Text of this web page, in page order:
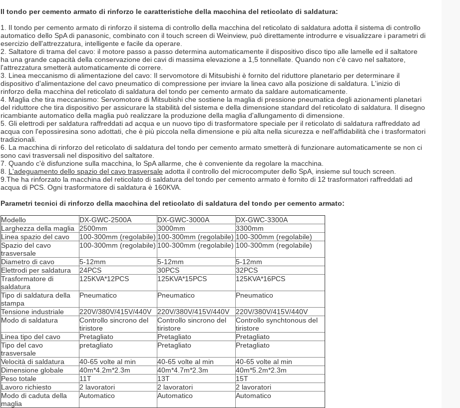
Il tondo per cemento armato di rinforzo le caratteristiche della macchina del reticolato di saldatura:
1. Il tondo per cemento armato di rinforzo il sistema di controllo della macchina del reticolato di saldatura adotta il sistema di controllo
automatico dello SpA di panasonic, combinato con il touch screen di Weinview, può direttamente introdurre e visualizzare i parametri di
esercizio dell'attrezzatura, intelligente e facile da operare.
2. Saltatore di trama del cavo: il motore passo a passo determina automaticamente il dispositivo disco tipo alle lamelle ed il saltatore
ha una grande capacità della conservazione dei cavi di massima elevazione a 1,5 tonnellate. Quando non c'è cavo nel saltatore,
l'attrezzatura smetterà automaticamente di correre.
3. Linea meccanismo di alimentazione del cavo: Il servomotore di Mitsubishi è fornito del riduttore planetario per determinare il
dispositivo d'alimentazione del cavo pneumatico di compressione per inviare la linea cavo alla posizione di saldatura. L'inizio di
rinforzo della macchina del reticolato di saldatura del tondo per cemento armato da saldare automaticamente.
4. Maglia che tira meccanismo: Servomotore di Mitsubishi che sostiene la maglia di pressione pneumatica degli azionamenti planetari
del riduttore che tira dispositivo per assicurare la stabilità del sistema e della dimensione standard del reticolato di saldatura. Il disegno
ricambiante automatico della maglia può realizzare la produzione della maglia d'allungamento di dimensione.
5. Gli elettrodi per saldatura raffreddati ad acqua e un nuovo tipo di trasformatore speciale per il reticolato di saldatura raffreddato ad
acqua con l'epossiresina sono adottati, che è più piccola nella dimensione e più alta nella sicurezza e nell'affidabilità che i trasformatori
tradizionali.
6. La macchina di rinforzo del reticolato di saldatura del tondo per cemento armato smetterà di funzionare automaticamente se non ci
sono cavi trasversali nel dispositivo del saltatore.
7. Quando c'è disfunzione sulla macchina, lo SpA allarme, che è conveniente da regolare la macchina.
8. L'adeguamento dello spazio del cavo trasversale adotta il controllo del microcomputer dello SpA, insieme sul touch screen.
9.The ha rinforzato la macchina del reticolato di saldatura del tondo per cemento armato è fornito di 12 trasformatori raffreddati ad
acqua di PCS. Ogni trasformatore di saldatura è 160KVA.
Parametri tecnici di rinforzo della macchina del reticolato di saldatura del tondo per cemento armato:
Modello DX-GWC-2500A DX-GWC-3000A
DX-GWC-3300A
Larghezza della maglia
2500mm 3000mm
3300mm
Linea spazio del cavo
100-300mm (regolabile) 100-300mm (regolabile) 100-300mm (regolabile)
Spazio del cavo
trasversale
100-300mm (regolabile) 100-300mm (regolabile) 100-300mm (regolabile)
Diametro di cavo 5-12mm 5-12mm
5-12mm
Elettrodi per saldatura
24PCS 30PCS
32PCS
Trasformatore di
saldatura
125KVA*12PCS 125KVA*15PCS 125KVA*16PCS
Tipo di saldatura della
stampa
Pneumatico Pneumatico Pneumatico
Tensione industriale 220V/380V/415V/440V 220V/380V/415V/440V
220V/380V/415V/440V
Modo di saldatura
Controllo sincrono del
tiristore
Controllo sincrono del
tiristore
Controllo synchtonous del
tiristore
Linea tipo del cavo
Pretagliato Pretagliato
Pretagliato
Tipo del cavo
trasversale
pretagliato Pretagliato Pretagliato
Velocità di saldatura 40-65 volte al min 40-65 volte al min
40-65 volte al min
Dimensione globale
40m*4.2m*2.3m 40m*4.7m*2.3m
40m*5.2m*2.3m
Peso totale
11T 13T
15T
Lavoro richiesto
2 lavoratori 2 lavoratori
2 lavoratori
Modo di caduta della
maglia
Automatico Automatico Automatico